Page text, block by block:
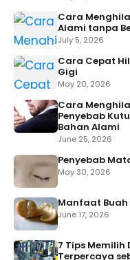
Cara
Alami tanpa
July 5, 2026
Cara Cepat
Gigi
May 20, 2026
Cara
Penyebab
Bahan Alami
June 25, 2026
Penyebab
May 30, 2026
Manfaat Buah
June 17, 2026
7 Tips
Terpercaya